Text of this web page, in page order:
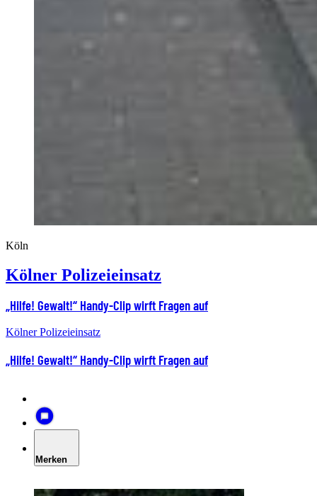
Köln
Kölner Polizeieinsatz
„Hilfe! Gewalt!“ Handy-Clip wirft Fragen auf
Kölner Polizeieinsatz
„Hilfe! Gewalt!“ Handy-Clip wirft Fragen auf
Merken